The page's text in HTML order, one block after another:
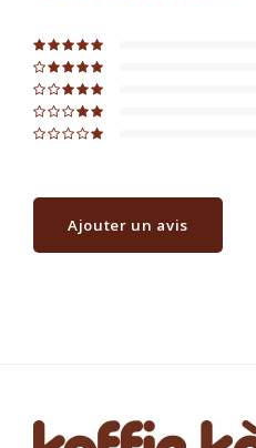
Ajouter un avis